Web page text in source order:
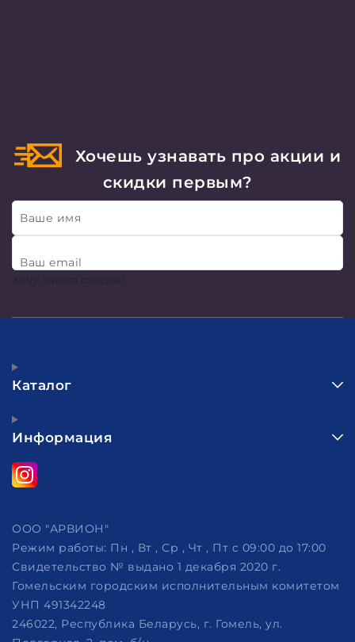
Хочешь узнавать про акции и
скидки первым?
Ваше имя
Ваш email
Хочу много скидок!
Каталог
Информация
ООО "АРВИОН"
Режим работы: Пн , Вт , Ср , Чт , Пт c 09:00 до 17:00
Свидетельство № выдано 1 декабря 2020 г.
Гомельским городским исполнительным комитетом
УНП 491342248
246022, Республика Беларусь, г. Гомель, ул.